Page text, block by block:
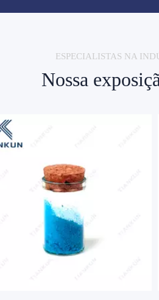
ESPECIALISTAS NA
Nossa